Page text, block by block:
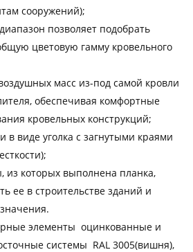
сооружений);
позволяет подобрать
цветовую гамму кровельного
масс из-под самой кровли
обеспечивая комфортные
кровельных конструкций;
в виде уголка с загнутыми краями
из которых выполнена планка,
ее в строительстве зданий и
элементы оцинкованные и
системы RАL 3005(вишня),